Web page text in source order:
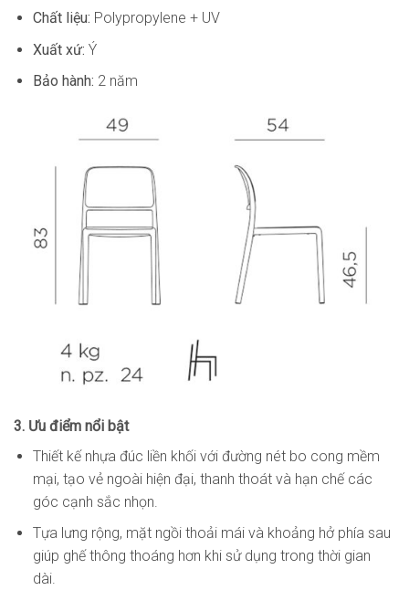
Chất liệu: Polypropylene + UV
Xuất xứ: Ý
Bảo hành: 2 năm
3. Ưu điểm nổi bật
Thiết kế nhựa đúc liền khối với đường nét bo cong mềm
mại, tạo vẻ ngoài hiện đại, thanh thoát và hạn chế các
góc cạnh sắc nhọn.
Tựa lưng rộng, mặt ngồi thoải mái và khoảng hở phía sau
giúp ghế thông thoáng hơn khi sử dụng trong thời gian
dài.